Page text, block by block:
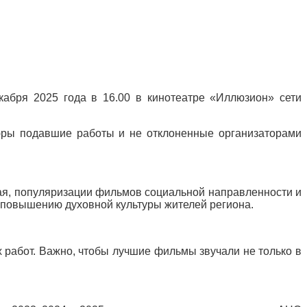
2025 года в 16.00 в кинотеатре «Иллюзион» сети
подавшие работы и не отклоненные организаторами
популяризации фильмов социальной направленности и
духовной культуры жителей региона.
Важно, чтобы лучшие фильмы звучали не только в